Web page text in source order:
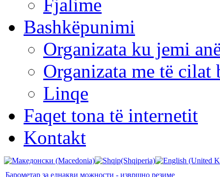
Fjalime
Bashkëpunimi
Organizata ku jemi
Organizata me të cilat
Linqe
Faqet tona të internetit
Kontakt
Барометар за еднакви можности - извршно резиме